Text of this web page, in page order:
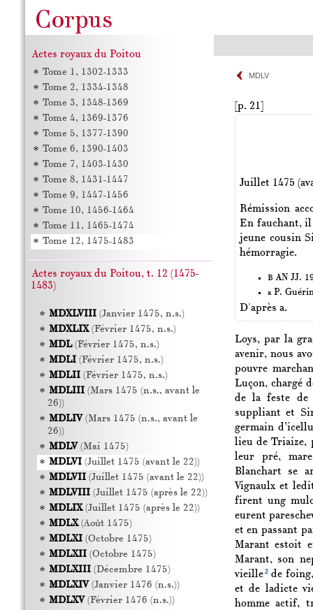
MDLV
[p. 21]
Juillet 1475
Rémission
En fauchant, il
jeune cousin
hémorragie.
B AN JJ.
aP.
D'après a.
Loys, par la
avenir, nous
pouvre
Luçon, chargé
de la feste de
suppliant et
germain
lieu de Triaize,
leur pré,
Blanchart se
Vignaulx et
firent ung
eurent
et en passant
Marant estoit
Marant, son
vieille 2de
et de ladicte
homme actif,
Actes royaux du Poitou
Tome 1, 1302-1333
Tome 2, 1334-1348
Tome 3, 1348-1369
Tome 4, 1369-1376
Tome 5, 1377-1390
Tome 6, 1390-1403
Tome 7, 1403-1430
Tome 8, 1431-1447
Tome 9, 1447-1456
Tome 10, 1456-1464
Tome 11, 1465-1474
Tome 12, 1475-1483
Actes royaux du Poitou, t. 12 (1475-
1483)
MDXLVIII(Janvier 1475, n.s.)
MDXLIX(Février 1475, n.s.)
MDL(Février 1475, n.s.)
MDLI(Février 1475, n.s.)
MDLII(Février 1475, n.s.)
MDLIII(Mars 1475 (n.s., avant le
26))
MDLIV(Mars 1475 (n.s., avant le
26))
MDLV(Mai 1475)
MDLVI(Juillet 1475 (avant le 22))
MDLVII(Juillet 1475 (avant le 22))
MDLVIII(Juillet 1475 (après le 22))
MDLIX(Juillet 1475 (après le 22))
MDLX(Août 1475)
MDLXI(Octobre 1475)
MDLXII(Octobre 1475)
MDLXIII(Décembre 1475)
MDLXIV(Janvier 1476 (n.s.))
MDLXV(Février 1476 (n.s.))